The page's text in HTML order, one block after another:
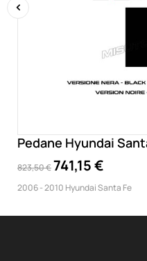
Pedane Hyundai
823,50 €741,15 €
2006 - 2010 Hyundai Santa Fe